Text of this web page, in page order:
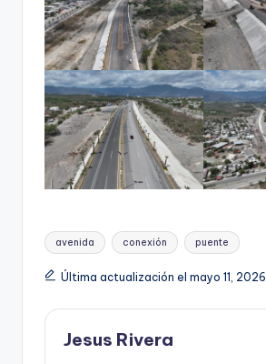
Etiquetas:
avenida conexión puente
Última actualización el mayo 11, 2026
Jesus Rivera